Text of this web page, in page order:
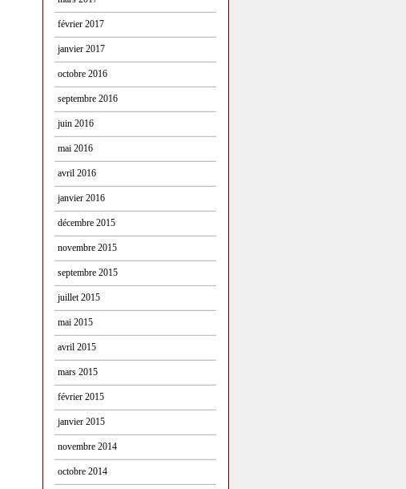
février 2017
janvier 2017
octobre 2016
septembre 2016
juin 2016
mai 2016
avril 2016
janvier 2016
décembre 2015
novembre 2015
septembre 2015
juillet 2015
mai 2015
avril 2015
mars 2015
février 2015
janvier 2015
novembre 2014
octobre 2014